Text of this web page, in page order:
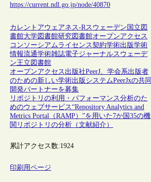
https://current.ndl.go.jp/node/40870
カレントアウェアネス-Rスウェーデン 国立図
書館大学図書館研究図書館オープンアクセス
コンソーシアムライセンス契約学術出版学術
情報流通学術雑誌電子ジャーナルスウェーデ
ン王立図書館
オープンアクセス出版社PeerJ、学会系出版者
のための新しい学術出版システムPeerJxの共同
開発パートナーを募集
リポジトリの利用・パフォーマンス分析のた
めのウェブサービス“Repository Analytics and
Metrics Portal（RAMP）”を用いた7か国35の機
関リポジトリの分析（文献紹介）
累計アクセス数:1924
印刷用ページ